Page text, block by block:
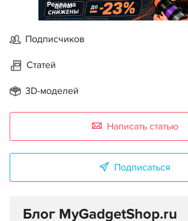
Реклама
Подписчиков
Статей
3D-моделей
Написать статью
Подписаться
Блог MyGadgetShop.ru